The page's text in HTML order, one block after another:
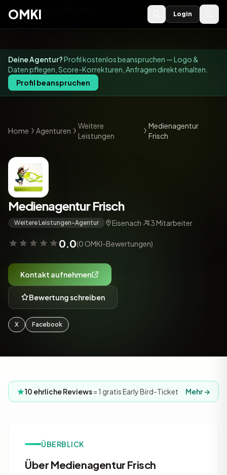
OMKI 2027
OMKI Login
Deine Agentur?Profil kostenlos beanspruchen — Logo &
Daten pflegen, Score-Korrekturen, Anfragen direkt erhalten.
Profil beanspruchen
Home Agenturen
Weitere
Leistungen
Medienagentur
Frisch
Medienagentur Frisch
Weitere Leistungen-Agentur Eisenach· 3 Mitarbeiter
0.0(0 OMKI-Bewertungen)
Kontakt aufnehmen
Bewertung schreiben
X Facebook
10 ehrliche Reviews= 1 gratis Early Bird-Ticket Mehr →
ÜBERBLICK
Über Medienagentur Frisch